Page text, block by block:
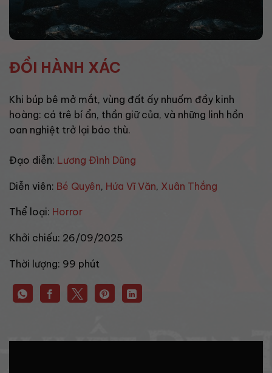
ĐỒI HÀNH XÁC
Khi búp bê mở mắt, vùng đất ấy nhuốm đầy kinh
hoàng: cá trê bí ẩn, thần giữ của, và những linh hồn
oan nghiệt trở lại báo thù.
Đạo diễn: Lương Đình Dũng
Diễn viên: Bé Quyên, Hứa Vĩ Văn, Xuân Thắng
Thể loại: Horror
Khởi chiếu: 26/09/2025
Thời lượng: 99 phút